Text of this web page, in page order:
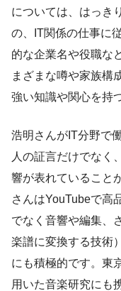
については、はっき
の、IT関係の仕事に
的な企業名や役職な
まざまな噂や家族構
強い知識や関心を持
浩明さんがIT分野で
人の証言だけでなく
響が表れていること
さんはYouTubeで高
でなく音響や編集、
楽譜に変換する技術
にも積極的です。東
用いた音楽研究にも